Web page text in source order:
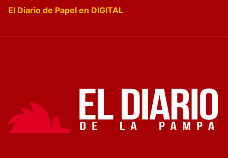
El Diario de Papel en DIGITAL